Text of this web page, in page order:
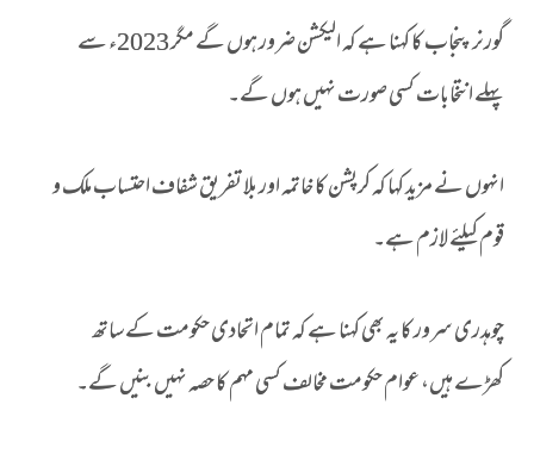
گورنر پنجاب کا کہنا ہے کہ الیکشن ضرور ہوں گے مگر 2023ء سے
پہلے انتخابات کسی صورت نہیں ہوں گے۔
انہوں نے مزید کہا کہ کرپشن کا خاتمہ اور بلا تفریق شفاف احتساب ملک و
قوم کیلئے لازم ہے۔
چوہدری سرور کا یہ بھی کہنا ہے کہ تمام اتحادی حکومت کے ساتھ
کھڑے ہیں، عوام حکومت مخالف کسی مہم کا حصہ نہیں بنیں گے۔